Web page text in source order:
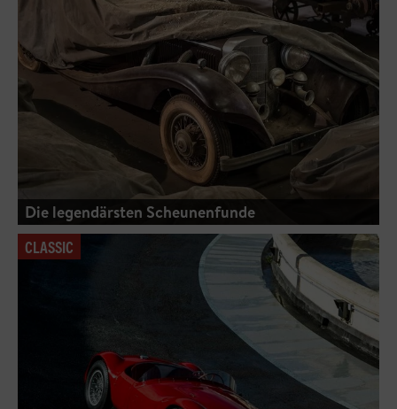
Die legendärsten Scheunenfunde
CLASSIC